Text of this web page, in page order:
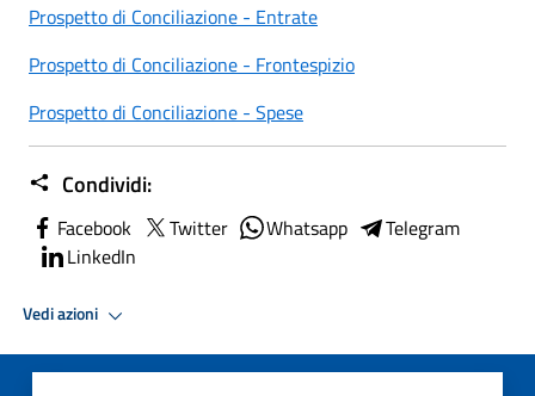
Prospetto di Conciliazione - Entrate
Prospetto di Conciliazione - Frontespizio
Prospetto di Conciliazione - Spese
Condividi:
Facebook Twitter Whatsapp
Telegram
LinkedIn
Vedi azioni